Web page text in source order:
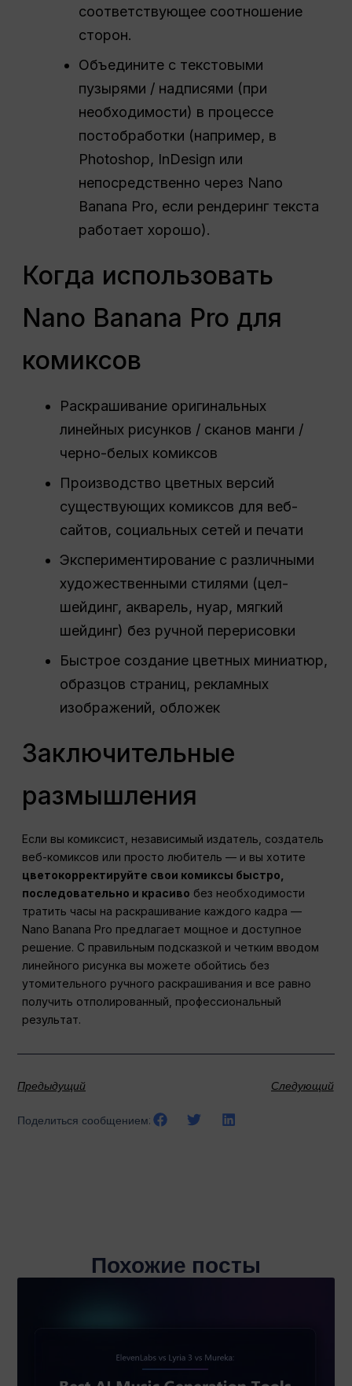
соответствующее соотношение
сторон.
Объедините с текстовыми
пузырями / надписями (при
необходимости) в процессе
постобработки (например, в
Photoshop, InDesign или
непосредственно через Nano
Banana Pro, если рендеринг текста
работает хорошо).
Когда использовать
Nano Banana Pro для
комиксов
Раскрашивание оригинальных
линейных рисунков / сканов манги /
черно-белых комиксов
Производство цветных версий
существующих комиксов для веб-
сайтов, социальных сетей и печати
Экспериментирование с различными
художественными стилями (цел-
шейдинг, акварель, нуар, мягкий
шейдинг) без ручной перерисовки
Быстрое создание цветных миниатюр,
образцов страниц, рекламных
изображений, обложек
Заключительные
размышления
Если вы комиксист, независимый издатель, создатель
веб-комиксов или просто любитель — и вы хотите
цветокорректируйте свои комиксы быстро,
последовательно и красиво без необходимости
тратить часы на раскрашивание каждого кадра —
Nano Banana Pro предлагает мощное и доступное
решение. С правильным подсказкой и четким вводом
линейного рисунка вы можете обойтись без
утомительного ручного раскрашивания и все равно
получить отполированный, профессиональный
результат.
Предыдущий Следующий
Поделиться сообщением:
Похожие посты